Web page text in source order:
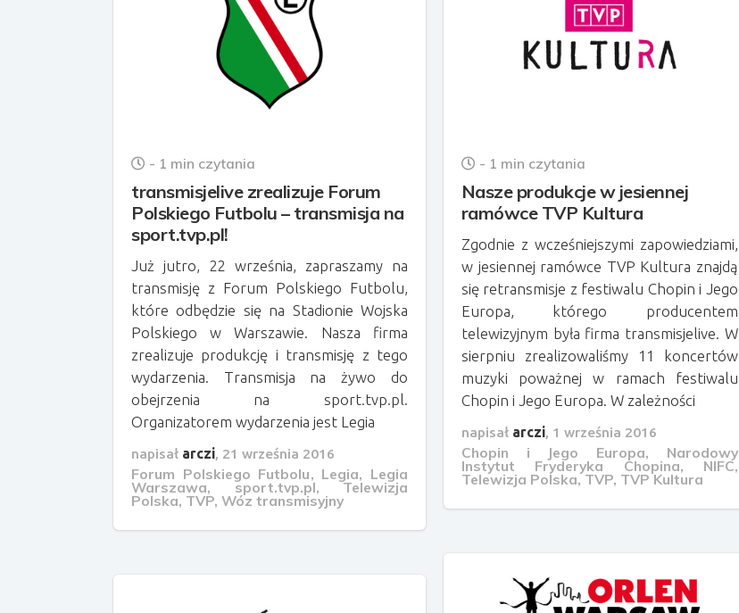
- 1 min czytania
transmisjelive zrealizuje Forum
Polskiego Futbolu – transmisja na
sport.tvp.pl!
Już jutro, 22 września, zapraszamy na
transmisję z Forum Polskiego Futbolu,
które odbędzie się na Stadionie Wojska
Polskiego w Warszawie. Nasza firma
zrealizuje produkcję i transmisję z tego
wydarzenia. Transmisja na żywo do
obejrzenia na sport.tvp.pl.
Organizatorem wydarzenia jest Legia
napisał arczi, 21 września 2016
Forum Polskiego Futbolu, Legia, Legia
Warszawa, sport.tvp.pl,Telewizja
Polska, TVP, Wóz transmisyjny
- 1 min czytania
Nasze produkcje w jesiennej
ramówce TVP Kultura
Zgodnie z wcześniejszymi zapowiedziami,
w jesiennej ramówce TVP Kultura znajdą
się retransmisje z festiwalu Chopin i Jego
Europa, którego producentem
telewizyjnym była firma transmisjelive. W
sierpniu zrealizowaliśmy 11 koncertów
muzyki poważnej w ramach festiwalu
Chopin i Jego Europa. W zależności
napisał arczi, 1 września 2016
Chopin i Jego Europa, Narodowy
Instytut Fryderyka Chopina, NIFC,
Telewizja Polska, TVP, TVP Kultura